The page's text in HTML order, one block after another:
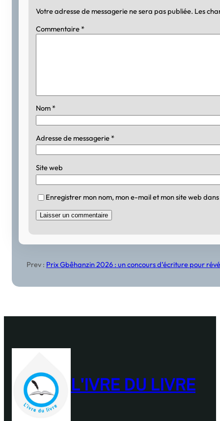
Votre adresse de messagerie ne sera pas publiée. Les
Commentaire *
Nom *
Adresse de messagerie *
Site web
Enregistrer mon nom, mon e-mail et mon site web
Prev : Prix Gbêhanzin 2026 : un concours d’écriture pour
L'IVRE DU LIVRE